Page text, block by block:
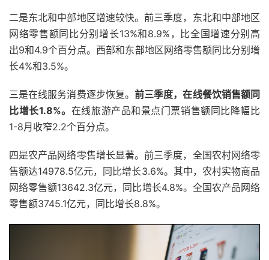
二是东北和中部地区增速较快。前三季度，东北和中部地区
网络零售额同比分别增长13%和8.9%，比全国增速分别高
出9和4.9个百分点。西部和东部地区网络零售额同比分别增
长4%和3.5%。
三是在线服务消费逐步恢复。前三季度，在线餐饮销售额同
比增长1.8%。 在线旅游产品和景点门票销售额同比降幅比
1-8月收窄2.2个百分点。
四是农产品网络零售增长显著。前三季度，全国农村网络零
售额达14978.5亿元，同比增长3.6%。其中，农村实物商品
网络零售额13642.3亿元，同比增长4.8%。全国农产品网络
零售额3745.1亿元，同比增长8.8%。